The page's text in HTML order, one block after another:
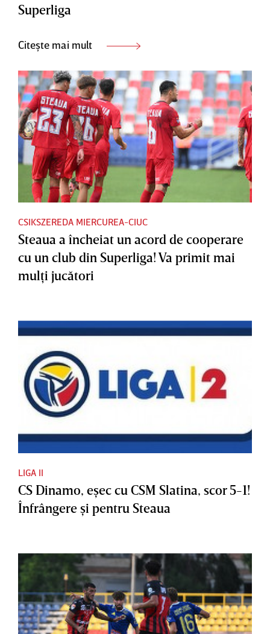
Superliga
Citește mai mult
CSIKSZEREDA MIERCUREA-CIUC
Steaua a încheiat un acord de cooperare
cu un club din Superliga! Va primit mai
mulţi jucători
LIGA II
CS Dinamo, eşec cu CSM Slatina, scor 5-1!
Înfrângere şi pentru Steaua